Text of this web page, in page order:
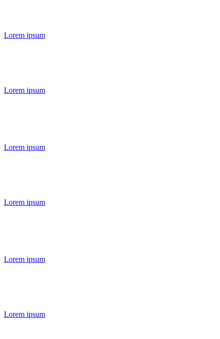
Lorem ipsum
Lorem ipsum
Lorem ipsum
Lorem ipsum
Lorem ipsum
Lorem ipsum